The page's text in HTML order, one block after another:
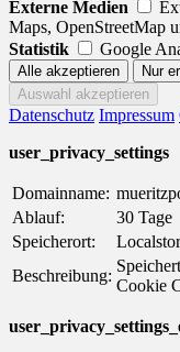
Externe Medien
Maps, OpenStreetMap
Statistik
Google
Datenschutz Impressum
user_privacy_settings
Domainname:
Ablauf:
30 Tage
Speicherort:
Beschreibung:
Cookie